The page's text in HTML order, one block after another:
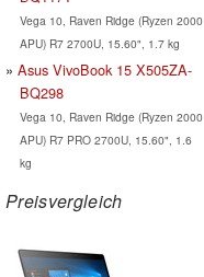
Vega 10, Raven Ridge (Ryzen 2000
APU) R7 2700U, 15.60", 1.7 kg
Asus VivoBook 15 X505ZA-
BQ298
Vega 10, Raven Ridge (Ryzen 2000
APU) R7 PRO 2700U, 15.60", 1.6
kg
Preisvergleich